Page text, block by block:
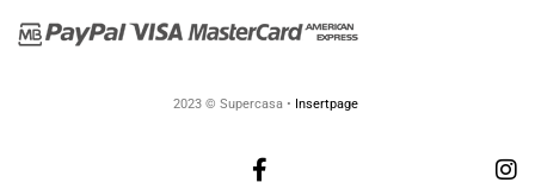
2023 © Supercasa • Insertpage